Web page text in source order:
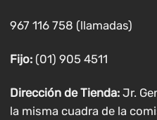
967 116 758 (llamadas)
Fijo:(01) 905 4511
Dirección de Tienda: Jr.
la misma cuadra de la